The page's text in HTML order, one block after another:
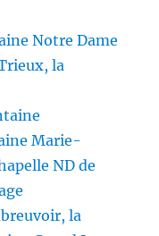
Notre Dame
la
Marie-
ND de
la